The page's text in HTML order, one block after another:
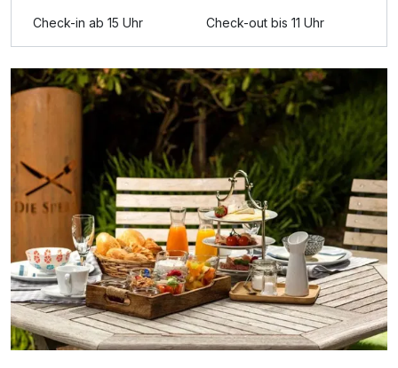
Zusatznächte
Für 5 Tage p.P. ab299,00 €
Doppelzimmer zur Einzelnutzung
1 Erwachsenen und 1 Kind
Check-in ab 15 Uhr Check-out bis 11 Uhr